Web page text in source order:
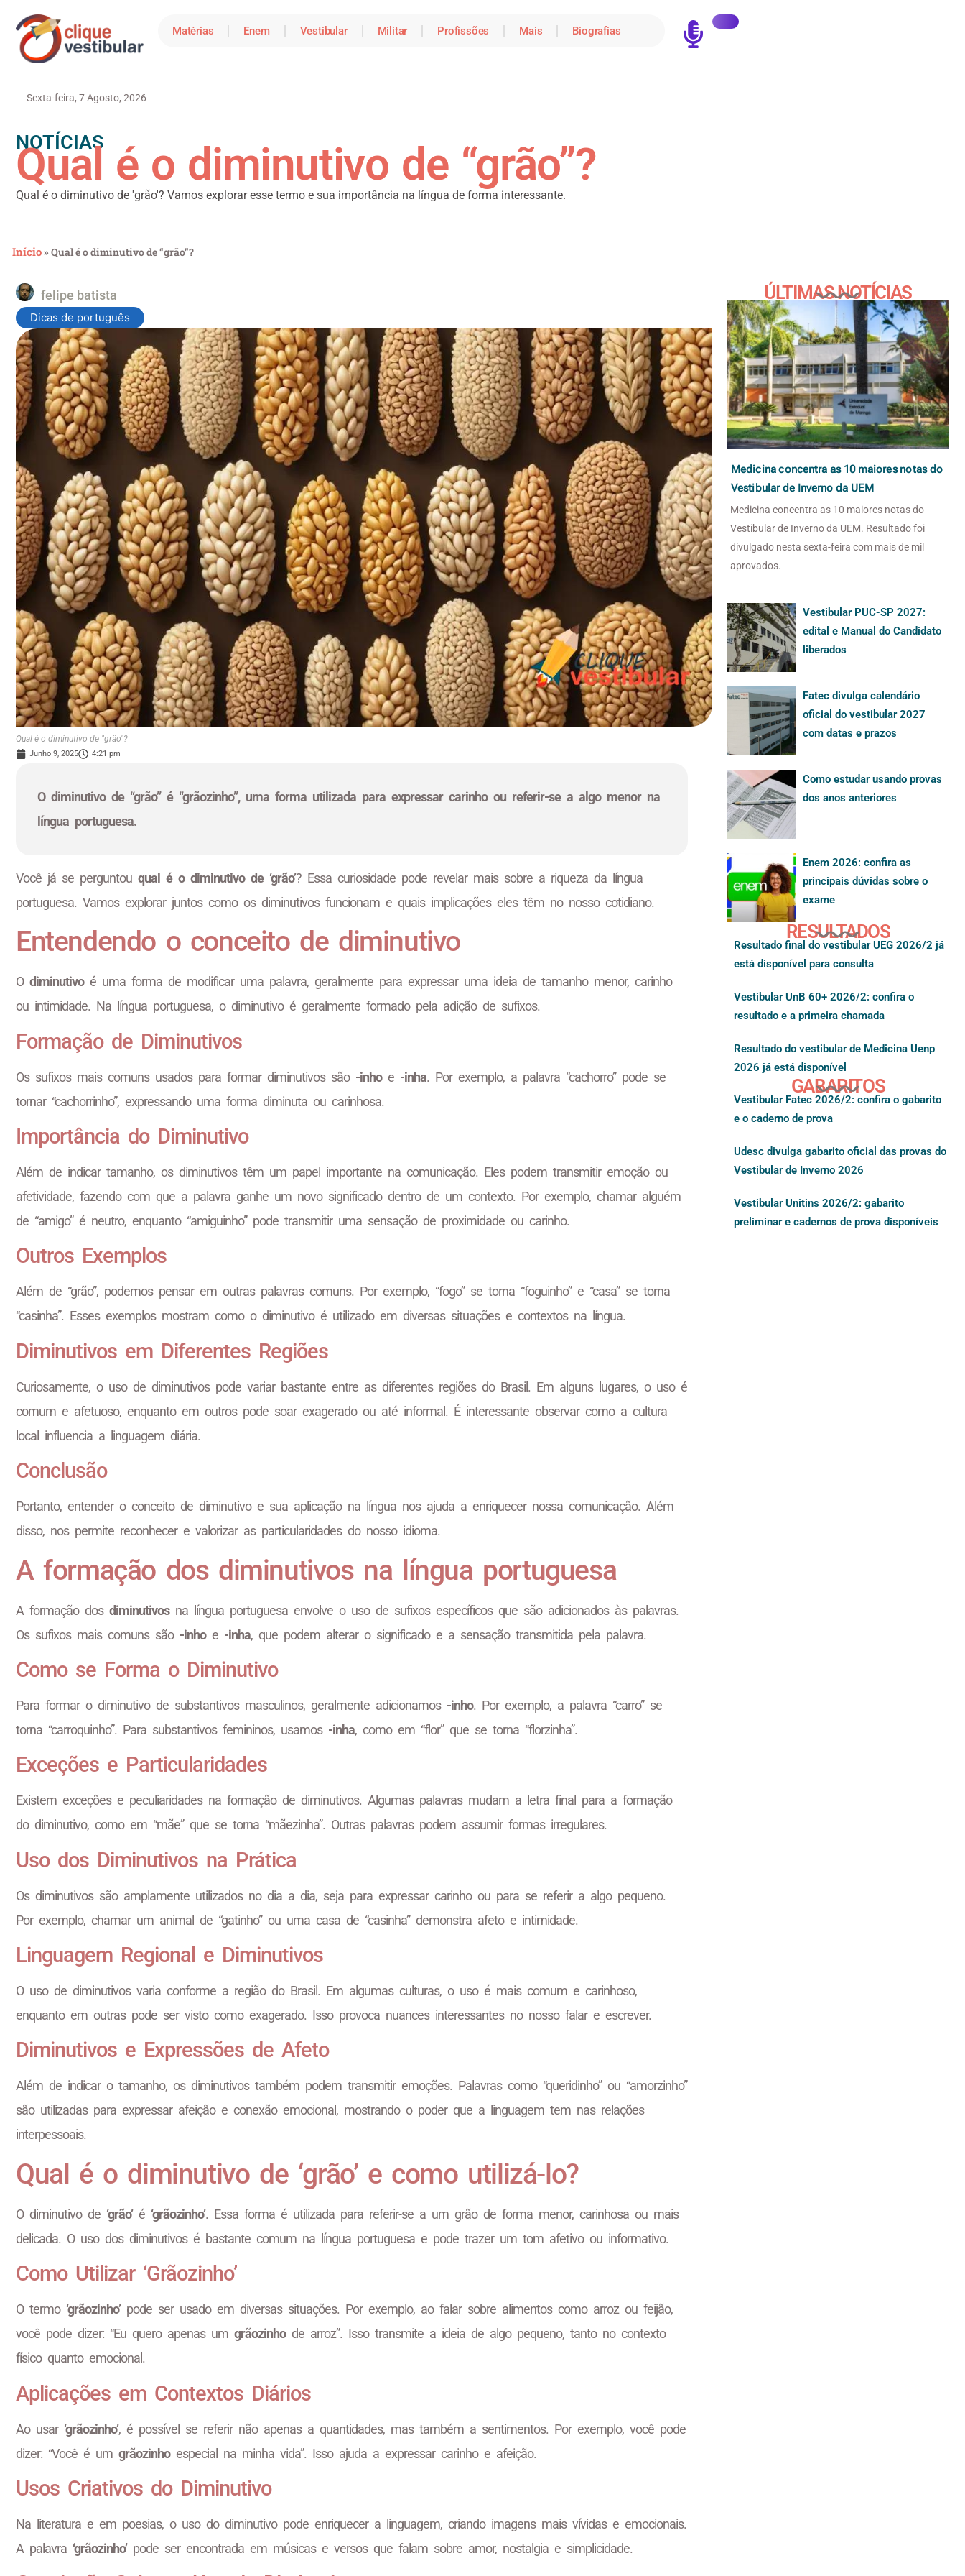
Matérias Enem Vestibular Militar Profissões Mais Biografias
Sexta-feira, 7 Agosto, 2026
NOTÍCIAS
Qual é o diminutivo de “grão”?
Qual é o diminutivo de 'grão'? Vamos explorar esse termo e sua importância na língua de forma interessante.
Início»Qual é o diminutivo de “grão”?
felipe batista
Dicas de português
Qual é o diminutivo de "grão"?
Junho 9, 2025 4:21 pm
O diminutivo de “grão” é “grãozinho”, uma forma utilizada para expressar carinho ou referir-se a algo menor na
língua portuguesa.
Você já se perguntou qual é o diminutivo de ‘grão’? Essa curiosidade pode revelar mais sobre a riqueza da língua
portuguesa. Vamos explorar juntos como os diminutivos funcionam e quais implicações eles têm no nosso cotidiano.
Entendendo o conceito de diminutivo
O diminutivoé uma forma de modificar uma palavra, geralmente para expressar uma ideia de tamanho menor, carinho
ou intimidade. Na língua portuguesa, o diminutivo é geralmente formado pela adição de sufixos.
Formação de Diminutivos
Os sufixos mais comuns usados para formar diminutivos são -inhoe -inha. Por exemplo, a palavra “cachorro” pode se
tornar “cachorrinho”, expressando uma forma diminuta ou carinhosa.
Importância do Diminutivo
Além de indicar tamanho, os diminutivos têm um papel importante na comunicação. Eles podem transmitir emoção ou
afetividade, fazendo com que a palavra ganhe um novo significado dentro de um contexto. Por exemplo, chamar alguém
de “amigo” é neutro, enquanto “amiguinho” pode transmitir uma sensação de proximidade ou carinho.
Outros Exemplos
Além de “grão”, podemos pensar em outras palavras comuns. Por exemplo, “fogo” se torna “foguinho” e “casa” se torna
“casinha”. Esses exemplos mostram como o diminutivo é utilizado em diversas situações e contextos na língua.
Diminutivos em Diferentes Regiões
Curiosamente, o uso de diminutivos pode variar bastante entre as diferentes regiões do Brasil. Em alguns lugares, o uso é
comum e afetuoso, enquanto em outros pode soar exagerado ou até informal. É interessante observar como a cultura
local influencia a linguagem diária.
Conclusão
Portanto, entender o conceito de diminutivo e sua aplicação na língua nos ajuda a enriquecer nossa comunicação. Além
disso, nos permite reconhecer e valorizar as particularidades do nosso idioma.
A formação dos diminutivos na língua portuguesa
A formação dos diminutivosna língua portuguesa envolve o uso de sufixos específicos que são adicionados às palavras.
Os sufixos mais comuns são -inhoe -inha, que podem alterar o significado e a sensação transmitida pela palavra.
Como se Forma o Diminutivo
Para formar o diminutivo de substantivos masculinos, geralmente adicionamos -inho. Por exemplo, a palavra “carro” se
torna “carroquinho”. Para substantivos femininos, usamos -inha, como em “flor” que se torna “florzinha”.
Exceções e Particularidades
Existem exceções e peculiaridades na formação de diminutivos. Algumas palavras mudam a letra final para a formação
do diminutivo, como em “mãe” que se torna “mãezinha”. Outras palavras podem assumir formas irregulares.
Uso dos Diminutivos na Prática
Os diminutivos são amplamente utilizados no dia a dia, seja para expressar carinho ou para se referir a algo pequeno.
Por exemplo, chamar um animal de “gatinho” ou uma casa de “casinha” demonstra afeto e intimidade.
Linguagem Regional e Diminutivos
O uso de diminutivos varia conforme a região do Brasil. Em algumas culturas, o uso é mais comum e carinhoso,
enquanto em outras pode ser visto como exagerado. Isso provoca nuances interessantes no nosso falar e escrever.
Diminutivos e Expressões de Afeto
Além de indicar o tamanho, os diminutivos também podem transmitir emoções. Palavras como “queridinho” ou “amorzinho”
são utilizadas para expressar afeição e conexão emocional, mostrando o poder que a linguagem tem nas relações
interpessoais.
Qual é o diminutivo de ‘grão’ e como utilizá-lo?
O diminutivo de ‘grão’é ‘grãozinho’. Essa forma é utilizada para referir-se a um grão de forma menor, carinhosa ou mais
delicada. O uso dos diminutivos é bastante comum na língua portuguesa e pode trazer um tom afetivo ou informativo.
Como Utilizar ‘Grãozinho’
O termo ‘grãozinho’pode ser usado em diversas situações. Por exemplo, ao falar sobre alimentos como arroz ou feijão,
você pode dizer: “Eu quero apenas um grãozinhode arroz”. Isso transmite a ideia de algo pequeno, tanto no contexto
físico quanto emocional.
Aplicações em Contextos Diários
Ao usar ‘grãozinho’, é possível se referir não apenas a quantidades, mas também a sentimentos. Por exemplo, você pode
dizer: “Você é um grãozinhoespecial na minha vida”. Isso ajuda a expressar carinho e afeição.
Usos Criativos do Diminutivo
Na literatura e em poesias, o uso do diminutivo pode enriquecer a linguagem, criando imagens mais vívidas e emocionais.
A palavra ‘grãozinho’pode ser encontrada em músicas e versos que falam sobre amor, nostalgia e simplicidade.
ÚLTIMAS NOTÍCIAS
Medicina concentra as 10 maiores notas do
Vestibular de Inverno da UEM
Medicina concentra as 10 maiores notas do
Vestibular de Inverno da UEM. Resultado foi
divulgado nesta sexta-feira com mais de mil
aprovados.
Vestibular PUC-SP 2027:
edital e Manual do Candidato
liberados
Fatec divulga calendário
oficial do vestibular 2027
com datas e prazos
Como estudar usando provas
dos anos anteriores
Enem 2026: confira as
principais dúvidas sobre o
exame
RESULTADOS
Resultado final do vestibular UEG 2026/2 já
está disponível para consulta
Vestibular UnB 60+ 2026/2: confira o
resultado e a primeira chamada
Resultado do vestibular de Medicina Uenp
2026 já está disponível
GABARITOS
Vestibular Fatec 2026/2: confira o gabarito
e o caderno de prova
Udesc divulga gabarito oficial das provas do
Vestibular de Inverno 2026
Vestibular Unitins 2026/2: gabarito
preliminar e cadernos de prova disponíveis